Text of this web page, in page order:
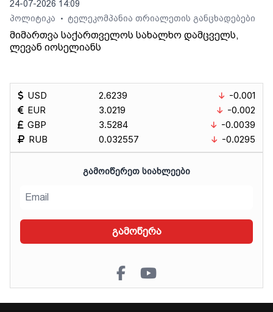
24-07-2026 14:09
პოლიტიკა
• ტელეკომპანია თრიალეთის განცხადებები
მიმართვა საქართველოს სახალხო დამცველს,
ლევან იოსელიანს
USD
EUR
GBP
RUB
2.6239
3.0219
3.5284
0.032557
-0.001
-0.002
-0.0039
-0.0295
ᲒᲐᲛᲝᲘᲬᲔᲠᲔᲗ ᲡᲘᲐᲮᲚᲔᲔᲑᲘ
გამოწერა